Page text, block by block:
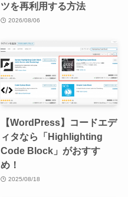
ツを再利用する方法
2026/08/06
【WordPress】コードエデ
ィタなら「Highlighting
Code Block」がおすす
め！
2025/08/18